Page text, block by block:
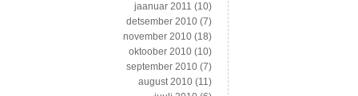
jaanuar 2011 (10)
detsember 2010 (7)
november 2010 (18)
oktoober 2010 (10)
september 2010 (7)
august 2010 (11)